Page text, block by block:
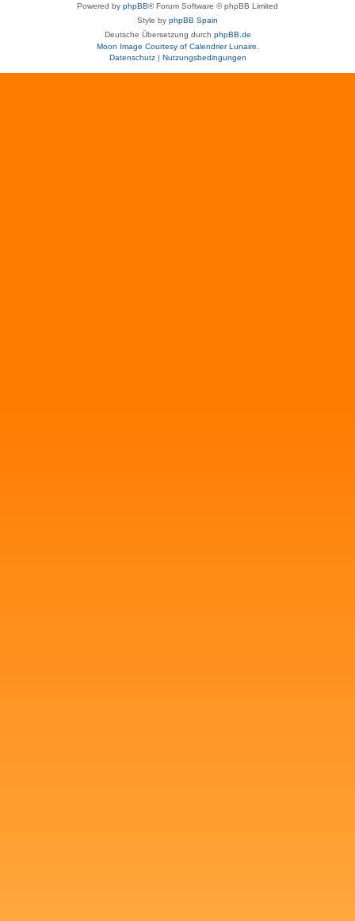
Powered by phpBB® Forum Software © phpBB Limited
Style by phpBB Spain
Deutsche Übersetzung durch phpBB.de
Moon Image Courtesy of Calendrier Lunaire.
Datenschutz| Nutzungsbedingungen